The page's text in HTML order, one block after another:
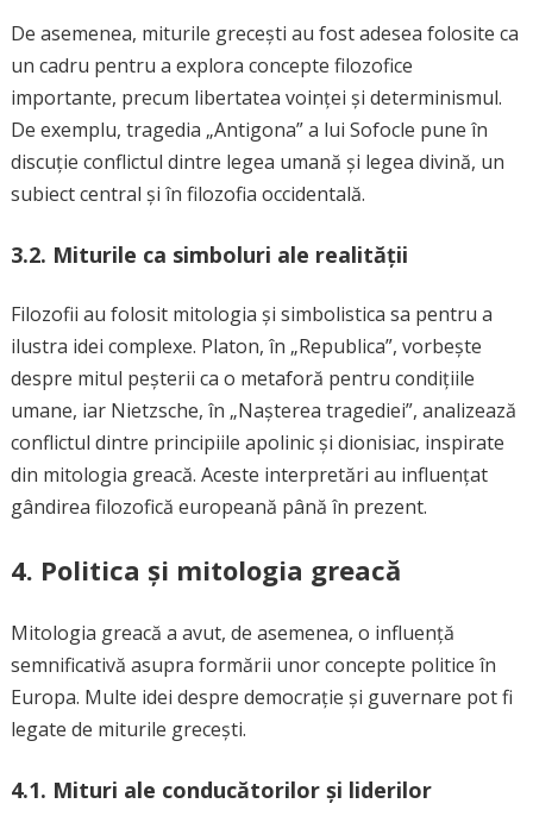
De asemenea, miturile grecești au fost adesea folosite ca
un cadru pentru a explora concepte filozofice
importante, precum libertatea voinței și determinismul.
De exemplu, tragedia „Antigona” a lui Sofocle pune în
discuție conflictul dintre legea umană și legea divină, un
subiect central și în filozofia occidentală.
3.2. Miturile ca simboluri ale realității
Filozofii au folosit mitologia și simbolistica sa pentru a
ilustra idei complexe. Platon, în „Republica”, vorbește
despre mitul peșterii ca o metaforă pentru condițiile
umane, iar Nietzsche, în „Nașterea tragediei”, analizează
conflictul dintre principiile apolinic și dionisiac, inspirate
din mitologia greacă. Aceste interpretări au influențat
gândirea filozofică europeană până în prezent.
4. Politica și mitologia greacă
Mitologia greacă a avut, de asemenea, o influență
semnificativă asupra formării unor concepte politice în
Europa. Multe idei despre democrație și guvernare pot fi
legate de miturile grecești.
4.1. Mituri ale conducătorilor și liderilor